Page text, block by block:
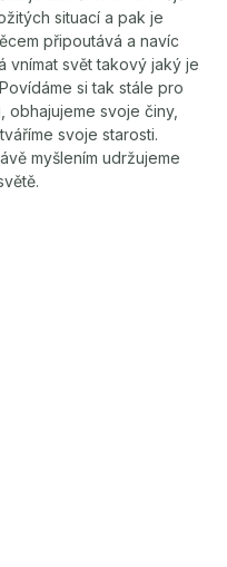
situací a pak je
připoutává a navíc
vnímat svět takový jaký je
si tak stále pro
obhajujeme svoje činy,
svoje starosti.
myšlením udržujeme